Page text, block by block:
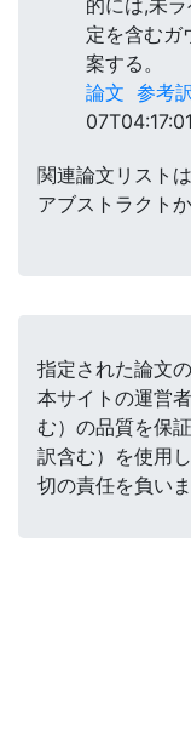
的には,未
定を含むガ
案する。
論文 参考
関連論文リスト
アブストラクト
指定された論文の
本サイトの運営
む）の品質を保
訳含む）を使用
切の責任を負いま